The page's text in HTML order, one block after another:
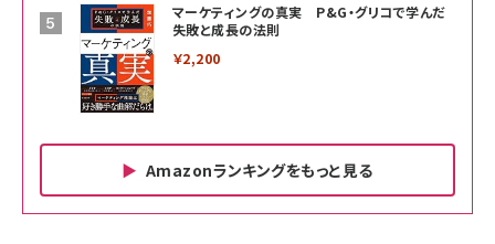
マーケティングの真実 P&G・グリコで学んだ
失敗と成長の法則
￥2,200
Amazonランキングをもっと見る